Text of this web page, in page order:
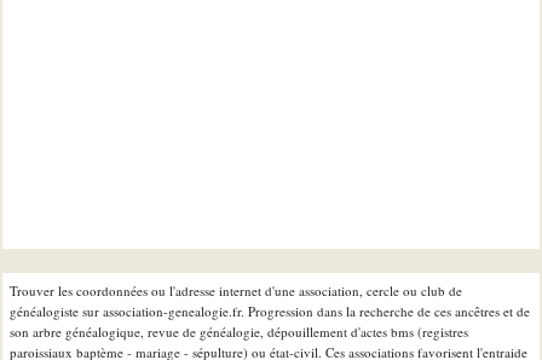
Trouver les coordonnées ou l'adresse internet d'une association, cercle ou club de
généalogiste sur association-genealogie.fr. Progression dans la recherche de ces ancêtres et de
son arbre généalogique, revue de généalogie, dépouillement d'actes bms (registres
paroissiaux baptème - mariage - sépulture) ou état-civil. Ces associations favorisent l'entraide